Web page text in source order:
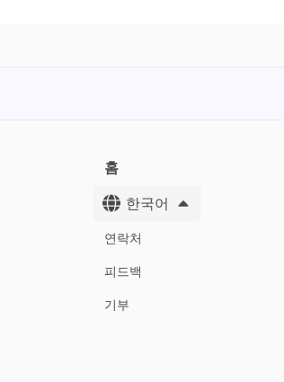
홈
한국어
연락처
피드백
기부